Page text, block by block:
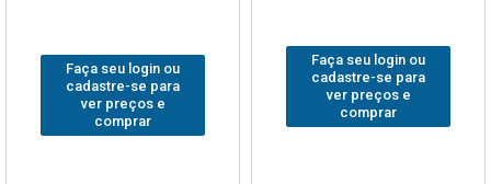
Faça seu login ou
cadastre-se para
ver preços e
comprar
Faça seu login ou
cadastre-se para
ver preços e
comprar